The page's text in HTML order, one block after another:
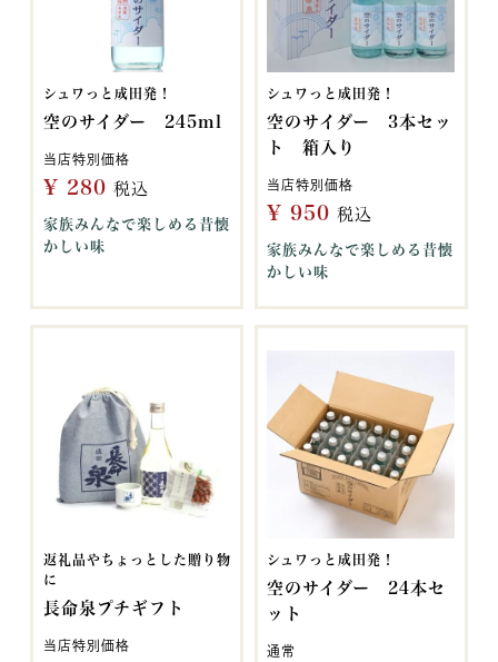
シュワっと成田発！
空のサイダー 245ml
当店特別価格
¥ 280 税込
家族みんなで楽しめる昔懐
かしい味
シュワっと成田発！
空のサイダー 3本セッ
ト 箱入り
当店特別価格
¥ 950 税込
家族みんなで楽しめる昔懐
かしい味
返礼品やちょっとした贈り物
に
長命泉プチギフト
当店特別価格
シュワっと成田発！
空のサイダー 24本セ
ット
通常